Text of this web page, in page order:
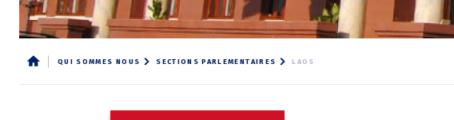
Fil
QUI SOMMES NOUS SECTIONS PARLEMENTAIRES LAOS